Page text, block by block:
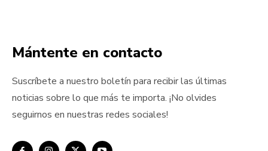
Mántente en contacto
Suscríbete a nuestro boletín para recibir las últimas
noticias sobre lo que más te importa. ¡No olvides
seguirnos en nuestras redes sociales!